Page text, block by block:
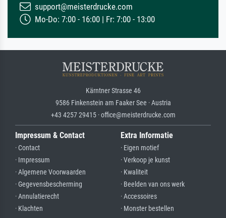
support@meisterdrucke.com
Mo-Do: 7:00 - 16:00 | Fr: 7:00 - 13:00
Kärntner Strasse 46
9586 Finkenstein am Faaker See · Austria
+43 4257 29415 · office@meisterdrucke.com
Impressum & Contact
· Contact
· Impressum
· Algemene Voorwaarden
· Gegevensbescherming
· Annulatierecht
· Klachten
Extra Informatie
· Eigen motief
· Verkoop je kunst
· Kwaliteit
· Beelden van ons werk
· Accessoires
· Monster bestellen